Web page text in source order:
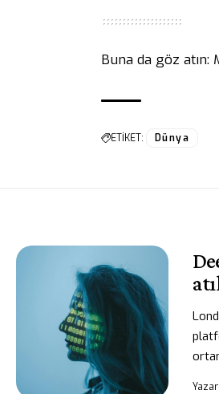
Buna da göz atın:
ETİKET: Dünya
Yazar